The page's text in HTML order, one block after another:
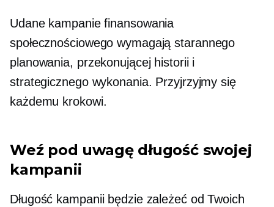
Udane kampanie finansowania
społecznościowego wymagają starannego
planowania, przekonującej historii i
strategicznego wykonania. Przyjrzyjmy się
każdemu krokowi.
Weź pod uwagę długość swojej
kampanii
Długość kampanii będzie zależeć od Twoich